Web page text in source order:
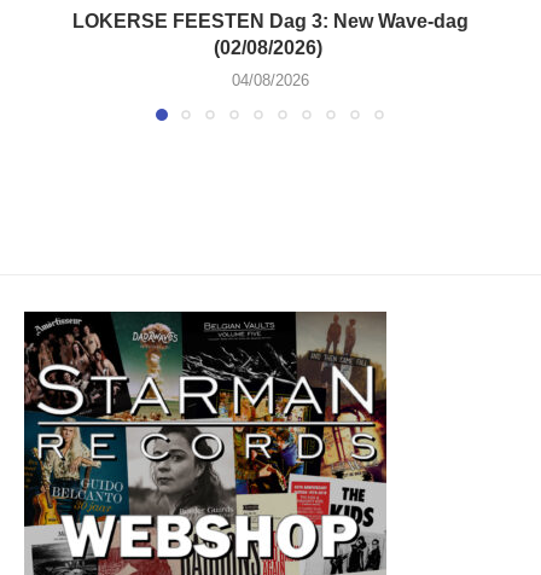
LOKERSE FEESTEN Dag 3: New Wave-dag
(02/08/2026)
04/08/2026